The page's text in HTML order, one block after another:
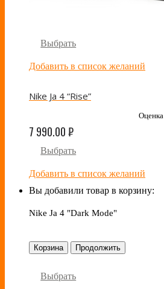
Выбрать
Добавить в список желаний
Nike Ja 4 “Rise”
Оценка
7 990.00₽
Выбрать
Добавить в список желаний
Вы добавили товар в корзину:
Nike Ja 4 "Dark Mode"
Корзина Продолжить
Выбрать